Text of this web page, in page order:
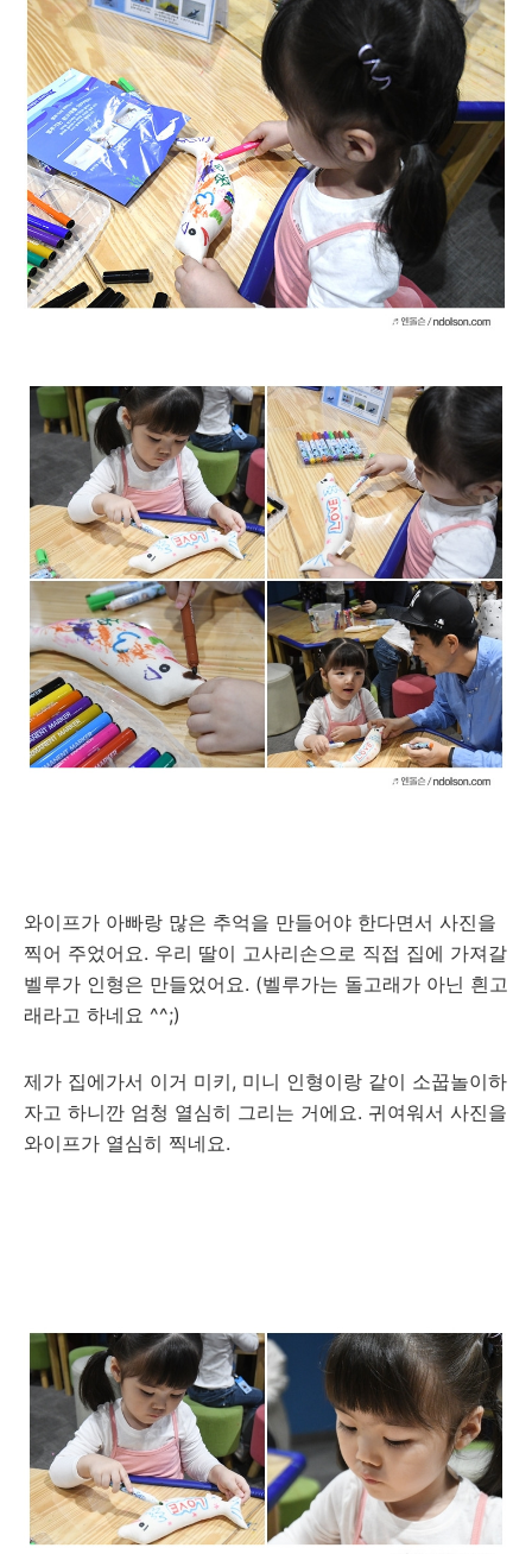
와이프가 아빠랑 많은 추억을 만들어야 한다면서 사진을
찍어 주었어요. 우리 딸이 고사리손으로 직접 집에 가져갈
벨루가 인형은 만들었어요. (벨루가는 돌고래가 아닌 흰고
래라고 하네요 ^^;)
제가 집에가서 이거 미키, 미니 인형이랑 같이 소꿉놀이하
자고 하니깐 엄청 열심히 그리는 거에요. 귀여워서 사진을
와이프가 열심히 찍네요.